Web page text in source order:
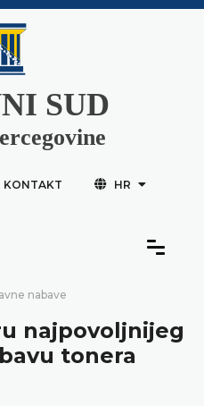
SUD
KONTAKT HR
nabave
najpovoljnijeg
tonera